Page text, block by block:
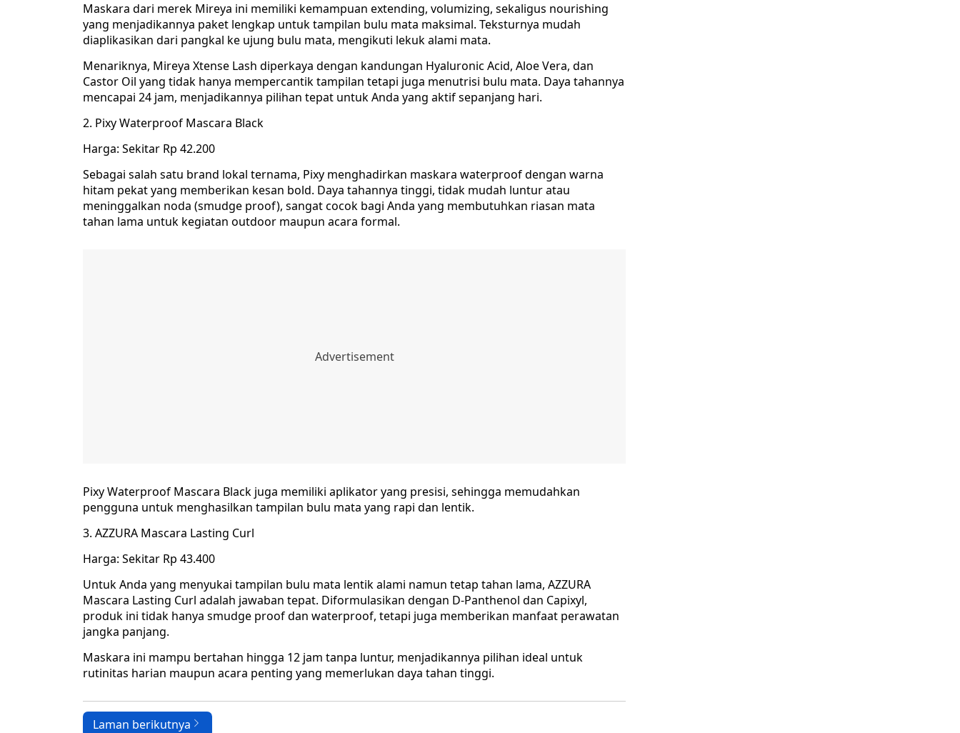
Maskara dari merek Mireya ini memiliki kemampuan extending, volumizing, sekaligus nourishing
yang menjadikannya paket lengkap untuk tampilan bulu mata maksimal. Teksturnya mudah
diaplikasikan dari pangkal ke ujung bulu mata, mengikuti lekuk alami mata.
Menariknya, Mireya Xtense Lash diperkaya dengan kandungan Hyaluronic Acid, Aloe Vera, dan
Castor Oil yang tidak hanya mempercantik tampilan tetapi juga menutrisi bulu mata. Daya tahannya
mencapai 24 jam, menjadikannya pilihan tepat untuk Anda yang aktif sepanjang hari.
2. Pixy Waterproof Mascara Black
Harga: Sekitar Rp 42.200
Sebagai salah satu brand lokal ternama, Pixy menghadirkan maskara waterproof dengan warna
hitam pekat yang memberikan kesan bold. Daya tahannya tinggi, tidak mudah luntur atau
meninggalkan noda (smudge proof), sangat cocok bagi Anda yang membutuhkan riasan mata
tahan lama untuk kegiatan outdoor maupun acara formal.
Pixy Waterproof Mascara Black juga memiliki aplikator yang presisi, sehingga memudahkan
pengguna untuk menghasilkan tampilan bulu mata yang rapi dan lentik.
3. AZZURA Mascara Lasting Curl
Harga: Sekitar Rp 43.400
Untuk Anda yang menyukai tampilan bulu mata lentik alami namun tetap tahan lama, AZZURA
Mascara Lasting Curl adalah jawaban tepat. Diformulasikan dengan D-Panthenol dan Capixyl,
produk ini tidak hanya smudge proof dan waterproof, tetapi juga memberikan manfaat perawatan
jangka panjang.
Maskara ini mampu bertahan hingga 12 jam tanpa luntur, menjadikannya pilihan ideal untuk
rutinitas harian maupun acara penting yang memerlukan daya tahan tinggi.
Laman berikutnya